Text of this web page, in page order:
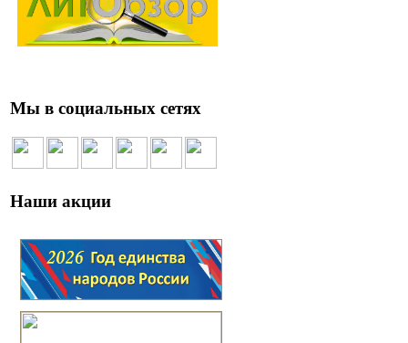
Мы в социальных сетях
Наши акции